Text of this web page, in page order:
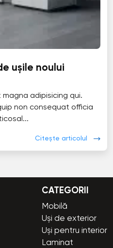
ușile noului
adipisicing qui.
non consequat officia
Citește articolul
CATEGORII
Mobilă
Uși de exterior
Uși pentru interior
Laminat